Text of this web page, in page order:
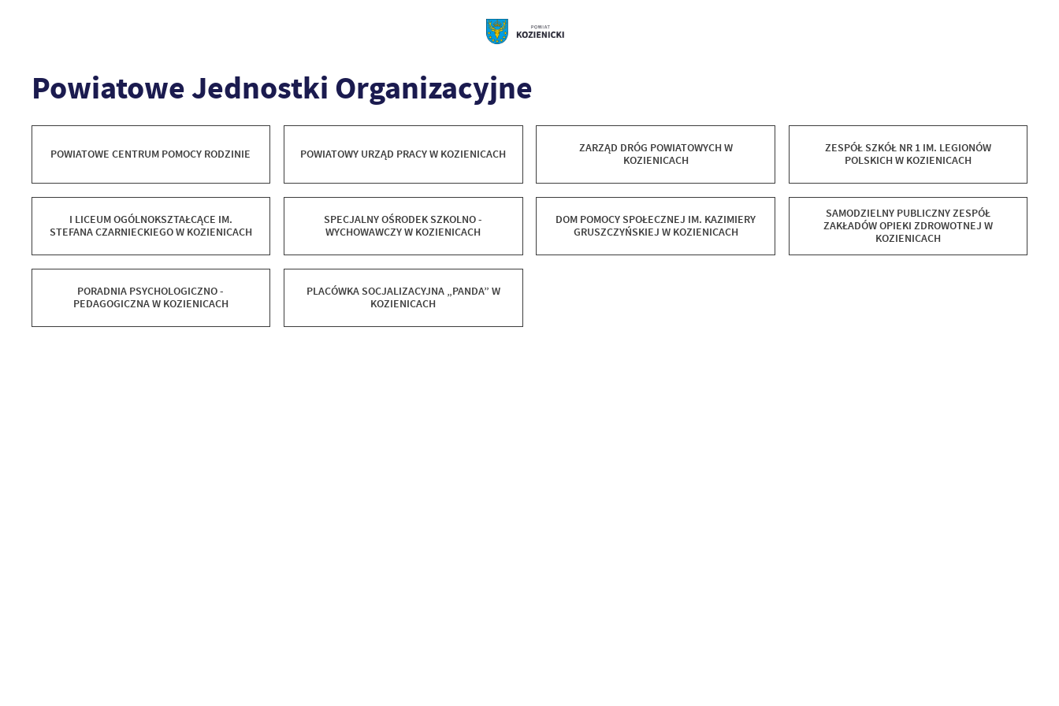
Powiatowe Jednostki Organizacyjne
POWIATOWE CENTRUM POMOCY RODZINIE POWIATOWY URZĄD PRACY W KOZIENICACH
ZARZĄD DRÓG POWIATOWYCH W
KOZIENICACH
ZESPÓŁ SZKÓŁ NR 1 IM. LEGIONÓW
POLSKICH W KOZIENICACH
I LICEUM OGÓLNOKSZTAŁCĄCE IM.
STEFANA CZARNIECKIEGO W KOZIENICACH
SPECJALNY OŚRODEK SZKOLNO -
WYCHOWAWCZY W KOZIENICACH
DOM POMOCY SPOŁECZNEJ IM. KAZIMIERY
GRUSZCZYŃSKIEJ W KOZIENICACH
SAMODZIELNY PUBLICZNY ZESPÓŁ
ZAKŁADÓW OPIEKI ZDROWOTNEJ W
KOZIENICACH
PORADNIA PSYCHOLOGICZNO -
PEDAGOGICZNA W KOZIENICACH
PLACÓWKA SOCJALIZACYJNA „PANDA” W
KOZIENICACH